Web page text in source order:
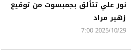
نور علي تتألق بجمبسوت من توقيع
زهير مراد
2025/10/29 7:00